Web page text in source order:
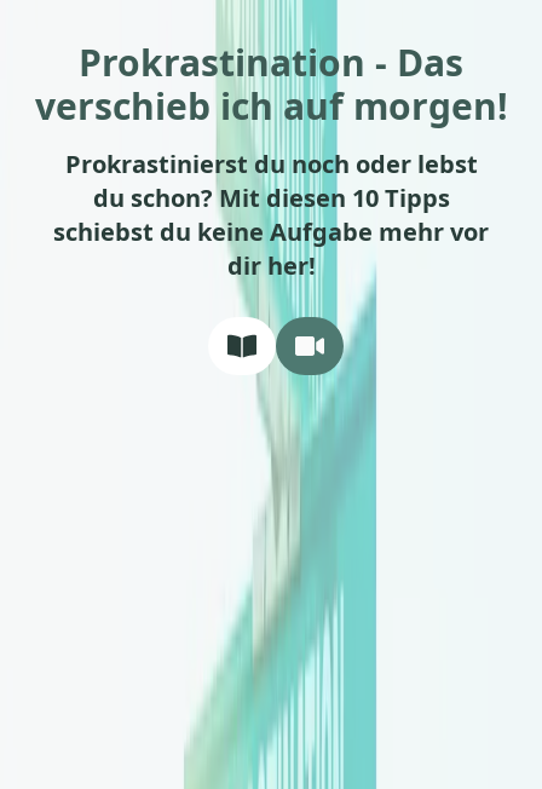
Prokrastination - Das
verschieb ich auf morgen!
Prokrastinierst du noch oder lebst
du schon? Mit diesen 10 Tipps
schiebst du keine Aufgabe mehr vor
dir her!